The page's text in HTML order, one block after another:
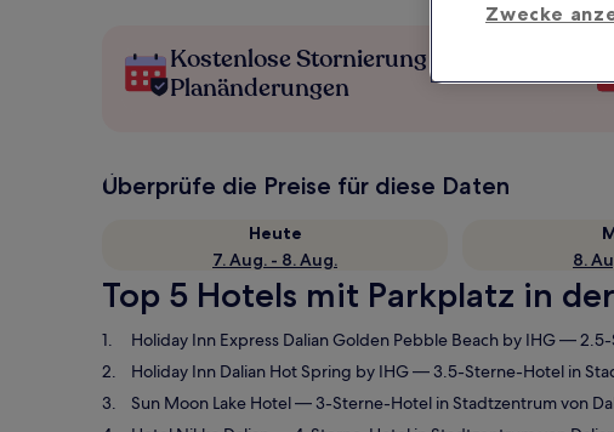
Kostenlose Stornierung bei
Planänderungen
Überprüfe die Preise für diese Daten
Heute
7. Aug. - 8. Aug.
8.
Top 5 Hotels mit Parkplatz in
Holiday Inn Express Dalian Golden Pebble Beach by IHG— 2.5-
Holiday Inn Dalian Hot Spring by IHG— 3.5-Sterne-Hotel in
Sun Moon Lake Hotel— 3-Sterne-Hotel in Stadtzentrum von
Zwecke